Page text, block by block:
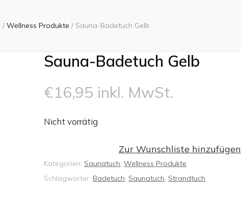
/ Wellness Produkte / Sauna-Badetuch Gelb
Sauna-Badetuch Gelb
€16,95 inkl. MwSt.
Nicht vorrätig
Zur Wunschliste hinzufügen
Kategorien: Saunatuch,Wellness Produkte
Schlagwörter:Badetuch, Saunatuch, Strandtuch